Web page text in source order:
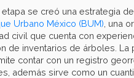
etapa se creó una estrategia
Urbano México (BUM) , una
civil que cuenta con
de inventarios de árboles. La
contar con un registro
además sirve como un